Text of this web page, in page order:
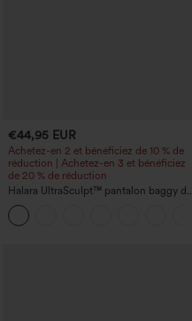
€44,95 EUR
Achetez-en 2 et bénéficiez de 10 % de
réduction | Achetez-en 3 et bénéficiez
de 20 % de réduction
Halara UltraSculpt™ pantalon baggy de
yoga taille haute à effet gainant pour le
ventre, à rayures color block, avec
poches